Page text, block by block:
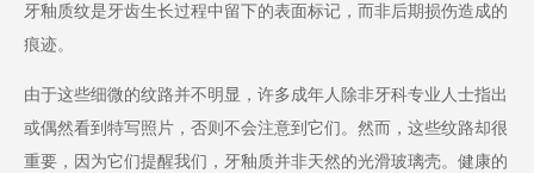
牙釉质纹是牙齿生长过程中留下的表面标记，而非后期损伤造成的
痕迹。
由于这些细微的纹路并不明显，许多成年人除非牙科专业人士指出
或偶然看到特写照片，否则不会注意到它们。然而，这些纹路却很
重要，因为它们提醒我们，牙釉质并非天然的光滑玻璃壳。健康的